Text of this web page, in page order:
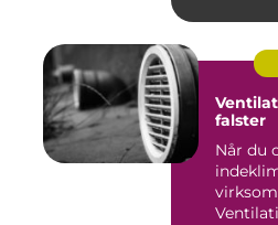
falster
Når du